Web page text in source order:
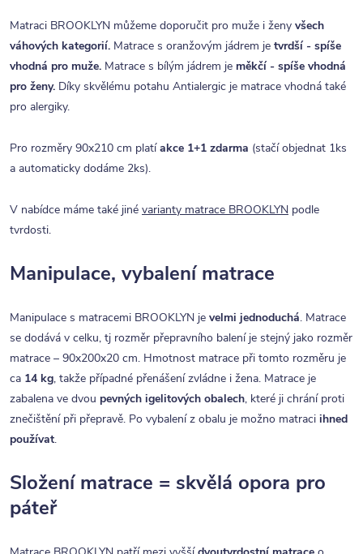
Matraci BROOKLYN můžeme doporučit pro muže i ženy všech
váhových kategorií. Matrace s oranžovým jádrem je tvrdší - spíše
vhodná pro muže. Matrace s bílým jádrem je měkčí - spíše vhodná
pro ženy. Díky skvělému potahu Antialergic je matrace vhodná také
pro alergiky.
Pro rozměry 90x210 cm platíakce 1+1 zdarma (stačí objednat 1ks
a automaticky dodáme 2ks).
V nabídce máme také jiné varianty matrace BROOKLYN podle
tvrdosti.
Manipulace, vybalení matrace
Manipulace s matracemi BROOKLYN je velmi jednoduchá. Matrace
se dodává v celku, tj rozměr přepravního balení je stejný jako rozměr
matrace – 90x200x20 cm. Hmotnost matrace při tomto rozměru je
ca 14 kg, takže případné přenášení zvládne i žena. Matrace je
zabalena ve dvou pevných igelitových obalech, které ji chrání proti
znečištění při přepravě. Po vybalení z obalu je možno matraci ihned
používat.
Složení matrace = skvělá opora pro
páteř